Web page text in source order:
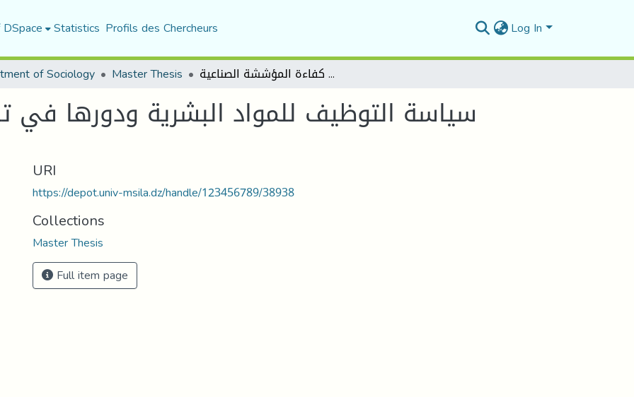
Statistics Profils des Chercheurs Log In
of Sociology Master Thesis سياسة التوظيف للمواد البشرية ودورها في تحقيق كفاءة المؤششة الصناعية
سياسة التوظيف للمواد البشرية ودورها
URI
https://depot.univ-msila.dz/handle/123456789/38938
Collections
Master Thesis
Full item page